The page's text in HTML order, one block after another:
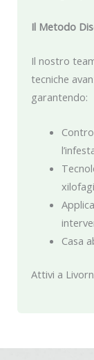
Il Metodo
Il nostro
tecniche
garantendo:
xilofagi
Casa
Attivi a